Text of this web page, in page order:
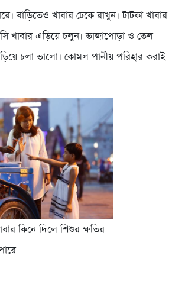
বাড়িতেও খাবার ঢেকে রাখুন। টাটকা খাবার
খাবার এড়িয়ে চলুন। ভাজাপোড়া ও তেল-
চলা ভালো। কোমল পানীয় পরিহার করাই
কিনে দিলে শিশুর ক্ষতির